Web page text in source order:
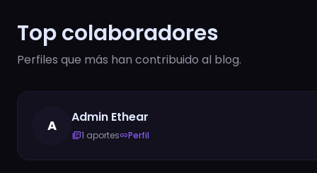
Top colaboradores
Perfiles que más han contribuido al blog.
A Admin Ethear
library_books1 aporteslinkPerfil